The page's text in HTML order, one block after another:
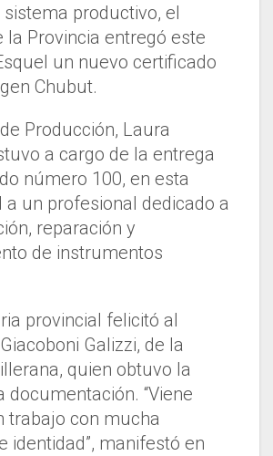
productivo, el
la Provincia entregó este
un nuevo certificado
Chubut.
Producción, Laura
a cargo de la entrega
número 100, en esta
a un profesional dedicado a
reparación y
de instrumentos
provincial felicitó al
Galizzi, de la
quien obtuvo la
documentación. “Viene
trabajo con mucha
identidad”, manifestó en